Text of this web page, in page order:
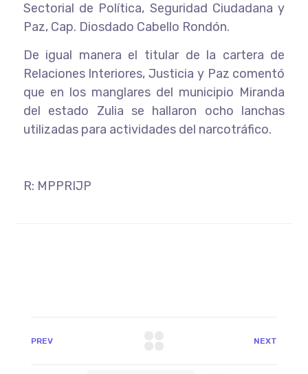
Sectorial de Política, Seguridad Ciudadana y
Paz, Cap. Diosdado Cabello Rondón.
De igual manera el titular de la cartera de
Relaciones Interiores, Justicia y Paz comentó
que en los manglares del municipio Miranda
del estado Zulia se hallaron ocho lanchas
utilizadas para actividades del narcotráfico.
R: MPPRIJP
PREV NEXT